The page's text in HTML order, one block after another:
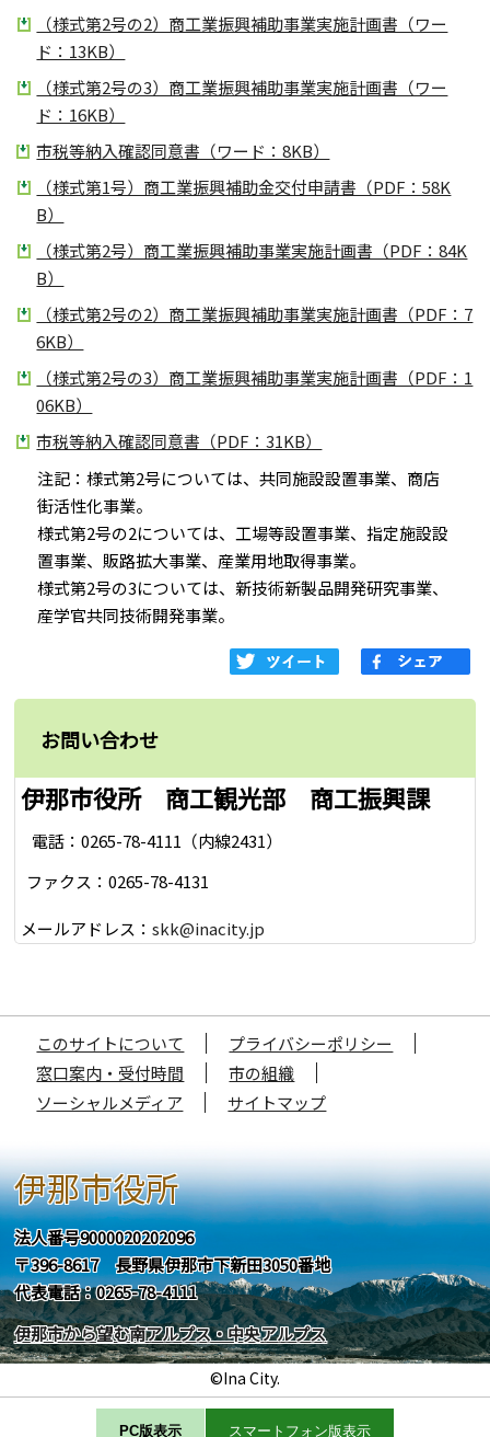
（様式第2号の2）商工業振興補助事業実施計画書（ワー
ド：13KB）
（様式第2号の3）商工業振興補助事業実施計画書（ワー
ド：16KB）
市税等納入確認同意書（ワード：8KB）
（様式第1号）商工業振興補助金交付申請書（PDF：58K
B）
（様式第2号）商工業振興補助事業実施計画書（PDF：84K
B）
（様式第2号の2）商工業振興補助事業実施計画書（PDF：7
6KB）
（様式第2号の3）商工業振興補助事業実施計画書（PDF：1
06KB）
市税等納入確認同意書（PDF：31KB）
注記：様式第2号については、共同施設設置事業、商店
街活性化事業。
様式第2号の2については、工場等設置事業、指定施設設
置事業、販路拡大事業、産業用地取得事業。
様式第2号の3については、新技術新製品開発研究事業、
産学官共同技術開発事業。
お問い合わせ
伊那市役所 商工観光部 商工振興課
電話：0265-78-4111（内線2431）
ファクス：0265-78-4131
メールアドレス：skk@inacity.jp
このサイトについて
プライバシーポリシー
窓口案内・受付時間
市の組織
ソーシャルメディア
サイトマップ
伊那市役所
法人番号9000020202096
〒396-8617 長野県伊那市下新田3050番地
代表電話：0265-78-4111
伊那市から望む南アルプス・中央アルプス
©Ina City.
PC版表示 スマートフォン版表示